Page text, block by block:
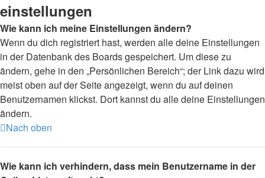
einstellungen
Wie kann ich meine Einstellungen ändern?
Wenn du dich registriert hast, werden alle deine Einstellungen
in der Datenbank des Boards gespeichert. Um diese zu
ändern, gehe in den „Persönlichen Bereich“; der Link dazu wird
meist oben auf der Seite angezeigt, wenn du auf deinen
Benutzernamen klickst. Dort kannst du alle deine Einstellungen
ändern.
Nach oben
Wie kann ich verhindern, dass mein Benutzername in der